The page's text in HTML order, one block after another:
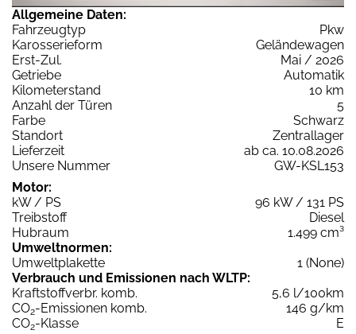
Allgemeine Daten:
Fahrzeugtyp
Pkw
Karosserieform
Geländewagen
Erst-Zul.
Mai / 2026
Getriebe
Automatik
Kilometerstand
10 km
Anzahl der Türen
5
Farbe
Schwarz
Standort
Zentrallager
Lieferzeit
ab ca. 10.08.2026
Unsere Nummer
GW-KSL153
Motor:
kW / PS
96 kW / 131 PS
Treibstoff
Diesel
Hubraum
1.499 cm³
Umweltnormen:
Umweltplakette
1 (None)
Verbrauch und Emissionen nach WLTP:
Kraftstoffverbr. komb.
5,6 l/100km
CO2-Emissionen komb.
146 g/km
CO2-Klasse
E